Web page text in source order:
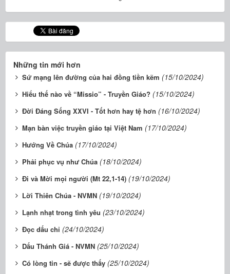
Những tin mới hơn
Sứ mạng lên đường của hai đồng tiền kẽm (15/10/2024)
Hiểu thế nào về “Missio” - Truyền Giáo? (15/10/2024)
Đời Đáng Sống XXVI - Tốt hơn hay tệ hơn (16/10/2024)
Mạn bàn việc truyền giáo tại Việt Nam (17/10/2024)
Hướng Về Chúa (17/10/2024)
Phải phục vụ như Chúa (18/10/2024)
Đi và Mời mọi người (Mt 22,1-14) (19/10/2024)
Lời Thiên Chúa - NVMN (19/10/2024)
Lạnh nhạt trong tình yêu (23/10/2024)
Đọc dấu chỉ (24/10/2024)
Dấu Thánh Giá - NVMN (25/10/2024)
Có lòng tin - sẽ được thấy (25/10/2024)